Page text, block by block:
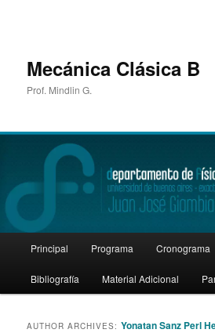
Mecánica Clásica B
Prof. Mindlin G.
Skip
to
Skip
to
Principal Programa Cronograma
Bibliografía Material Adicional
AUTHOR ARCHIVES:Yonatan Sanz Perl